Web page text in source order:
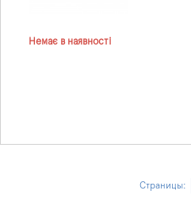
Немає в наявності
Страницы: